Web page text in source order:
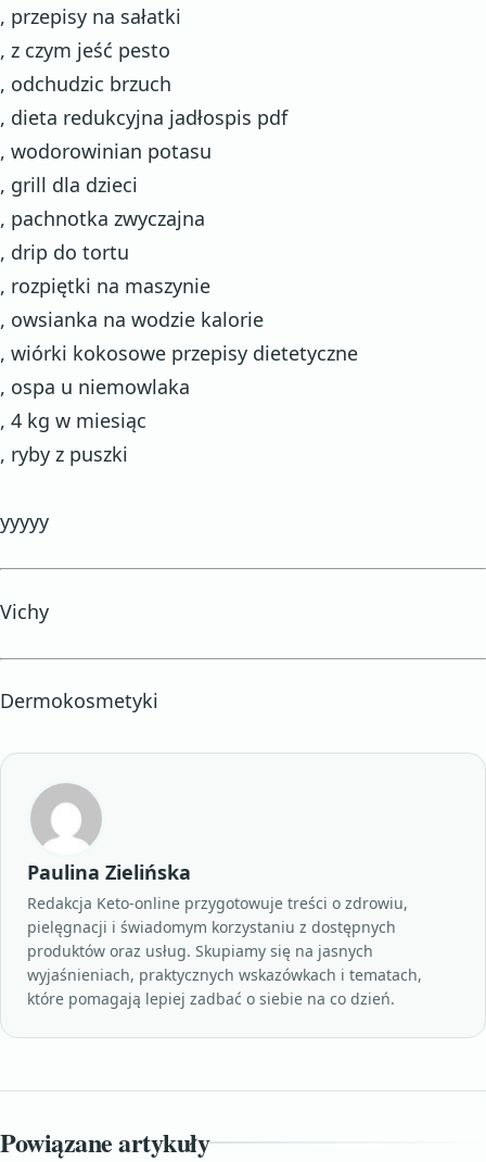
, przepisy na sałatki
, z czym jeść pesto
, odchudzic brzuch
, dieta redukcyjna jadłospis pdf
, wodorowinian potasu
, grill dla dzieci
, pachnotka zwyczajna
, drip do tortu
, rozpiętki na maszynie
, owsianka na wodzie kalorie
, wiórki kokosowe przepisy dietetyczne
, ospa u niemowlaka
, 4 kg w miesiąc
, ryby z puszki
yyyyy
Vichy
Dermokosmetyki
Paulina Zielińska
Redakcja Keto-online przygotowuje treści o zdrowiu,
pielęgnacji i świadomym korzystaniu z dostępnych
produktów oraz usług. Skupiamy się na jasnych
wyjaśnieniach, praktycznych wskazówkach i tematach,
które pomagają lepiej zadbać o siebie na co dzień.
Powiązane artykuły